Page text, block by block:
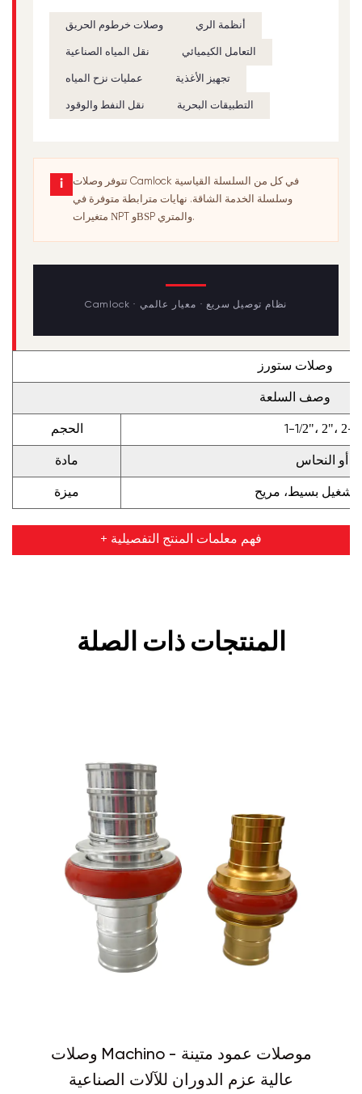
وصلات خرطوم الحريق أنظمة الري
نقل المياه الصناعية التعامل الكيميائي
عمليات نزح المياه تجهيز الأغذية
نقل النفط والوقود التطبيقات البحرية
i
تتوفر وصلات Camlock في كل من السلسلة القياسية
وسلسلة الخدمة الشاقة. نهايات مترابطة متوفرة في
متغيرات NPT وBSP والمتري.
Camlock · نظام توصيل سريع · معيار عالمي
وصلات ستورز
وصف السلعة
الحجم 2-1/2"، 4"، 5"
مادة أو النحاس
ميزة بسيط، مريح
+ فهم معلمات المنتج التفصيلية
المنتجات ذات الصلة
وصلات Machino - موصلات عمود متينة
عالية عزم الدوران للآلات الصناعية